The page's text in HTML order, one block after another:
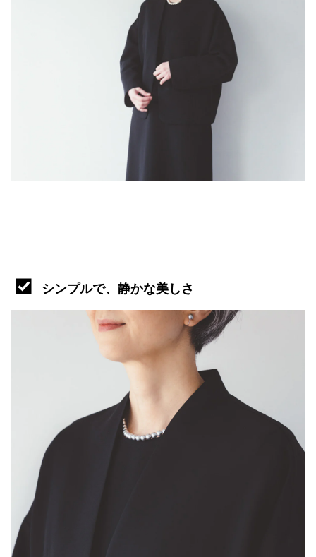
シンプルで、静かな美しさ